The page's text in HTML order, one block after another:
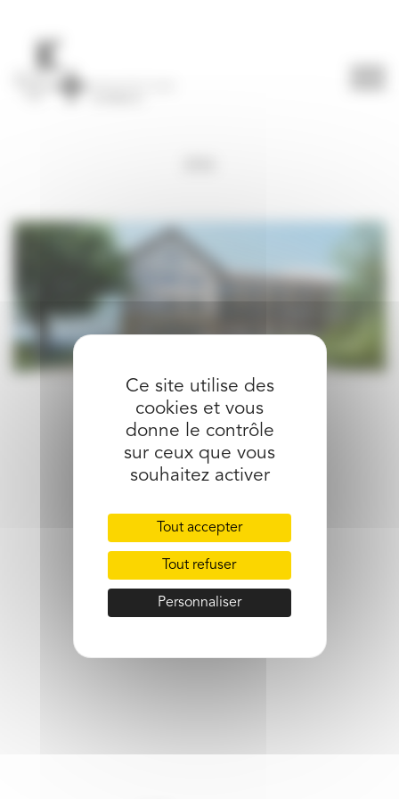
partager l’article
Ce site utilise des
cookies et vous
donne le contrôle
sur ceux que vous
souhaitez activer
Tout accepter
Tout refuser
Personnaliser